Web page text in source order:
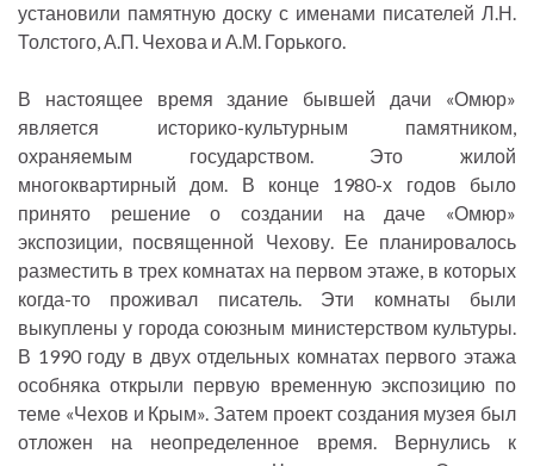
установили памятную доску с именами писателей Л.Н.
Толстого, А.П. Чехова и А.М. Горького.
В настоящее время здание бывшей дачи «Омюр»
является историко-культурным памятником,
охраняемым государством. Это жилой
многоквартирный дом. В конце 1980-х годов было
принято решение о создании на даче «Омюр»
экспозиции, посвященной Чехову. Ее планировалось
разместить в трех комнатах на первом этаже, в которых
когда-то проживал писатель. Эти комнаты были
выкуплены у города союзным министерством культуры.
В 1990 году в двух отдельных комнатах первого этажа
особняка открыли первую временную экспозицию по
теме «Чехов и Крым». Затем проект создания музея был
отложен на неопределенное время. Вернулись к